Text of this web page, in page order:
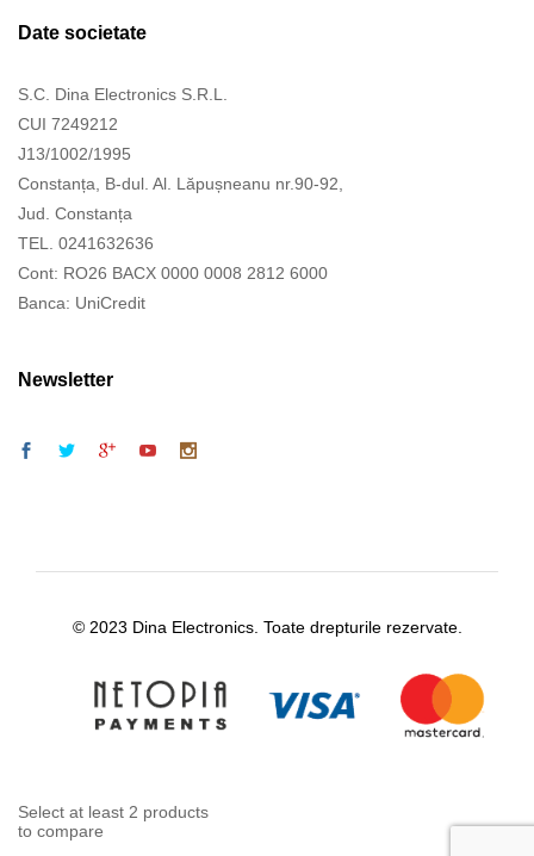
Date societate
S.C. Dina Electronics S.R.L.
CUI 7249212
J13/1002/1995
Constanța, B-dul. Al. Lăpușneanu nr.90-92,
Jud. Constanța
TEL. 0241632636
Cont: RO26 BACX 0000 0008 2812 6000
Banca: UniCredit
Newsletter
© 2023 Dina Electronics. Toate drepturile rezervate.
Select at least 2 products
to compare